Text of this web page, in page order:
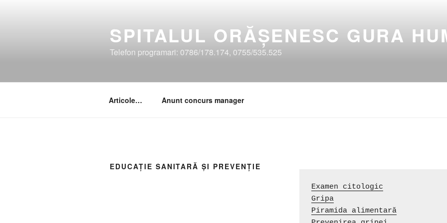
SPITALUL ORĂȘENESC GURA
Telefon programari: 0786/178.174, 0755/535.525
Articole… Anunt concurs manager
EDUCAȚIE SANITARĂ ȘI PREVENȚIE
Examen citologic
Gripa
Piramida alimentară